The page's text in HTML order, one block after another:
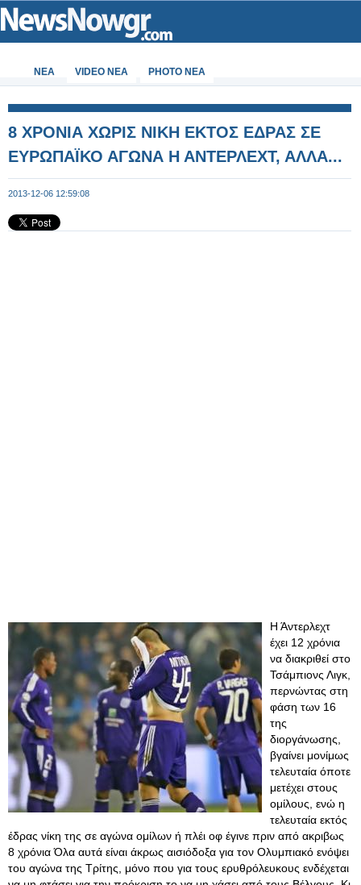
ΝΕΑ VIDEO NEA PHOTO NEA
8 ΧΡΟΝΙΑ ΧΩΡΙΣ ΝΙΚΗ ΕΚΤΟΣ ΕΔΡΑΣ ΣΕ
ΕΥΡΩΠΑΪΚΟ ΑΓΩΝΑ Η ΑΝΤΕΡΛΕΧΤ, ΑΛΛΑ...
2013-12-06 12:59:08
Η Άντερλεχτ
έχει 12 χρόνια
να διακριθεί στο
Τσάμπιονς Λιγκ,
περνώντας στη
φάση των 16
της
διοργάνωσης,
βγαίνει μονίμως
τελευταία όποτε
μετέχει στους
ομίλους, ενώ η
τελευταία εκτός
έδρας νίκη της σε αγώνα ομίλων ή πλέι οφ έγινε πριν από ακριβως
8 χρόνια Όλα αυτά είναι άκρως αισιόδοξα για τον Ολυμπιακό ενόψει
του αγώνα της Τρίτης, μόνο που για τους ερυθρόλευκους ενδέχεται